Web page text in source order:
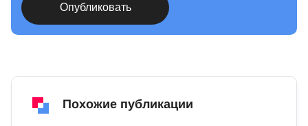
Похожие публикации